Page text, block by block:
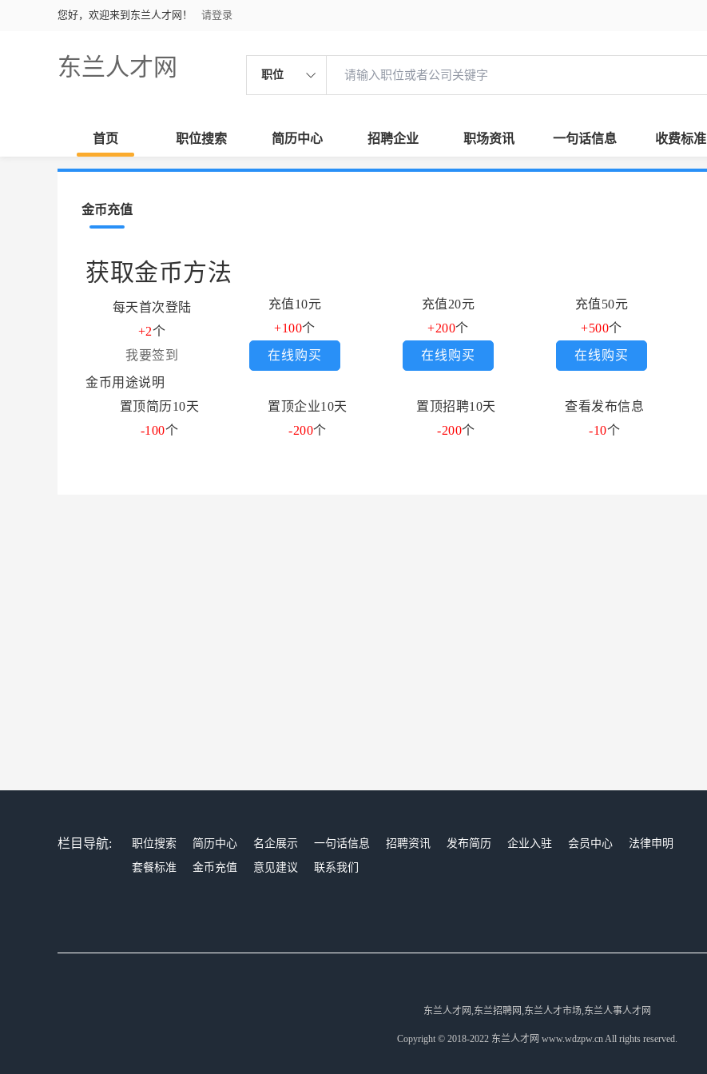
您好，欢迎来到东兰人才网！ 请登录
东兰人才网 职位
首页 职位搜索 简历中心 招聘企业 职场资讯 一句话信息 收费标准
金币充值
获取金币方法
每天首次登陆
+2个
我要签到
充值10元
+100个
在线购买
充值20元
+200个
在线购买
充值50元
+500个
在线购买
金币用途说明
置顶简历10天
置顶企业10天 置顶招聘10天
查看发布信息
-100个 -200个 -200个 -10个
栏目导航: 职位搜索 简历中心 名企展示 一句话信息 招聘资讯 发布简历 企业入驻 会员中心
法律申明
套餐标准
金币充值 意见建议 联系我们
东兰人才网,东兰招聘网,东兰人才市场,东兰人事人才网
Copyright © 2018-2022 东兰人才网 www.wdzpw.cn All rights reserved.